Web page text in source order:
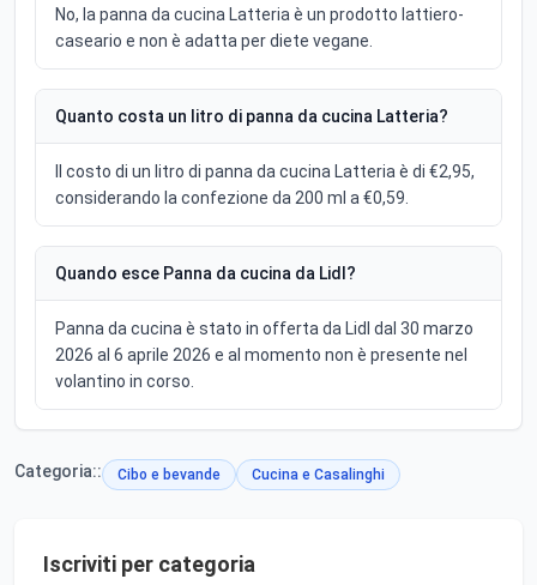
No, la panna da cucina Latteria è un prodotto lattiero-
caseario e non è adatta per diete vegane.
Quanto costa un litro di panna da cucina Latteria?
Il costo di un litro di panna da cucina Latteria è di €2,95,
considerando la confezione da 200 ml a €0,59.
Quando esce Panna da cucina da Lidl?
Panna da cucina è stato in offerta da Lidl dal 30 marzo
2026 al 6 aprile 2026 e al momento non è presente nel
volantino in corso.
Categoria:: Cibo e bevande Cucina e Casalinghi
Iscriviti per categoria